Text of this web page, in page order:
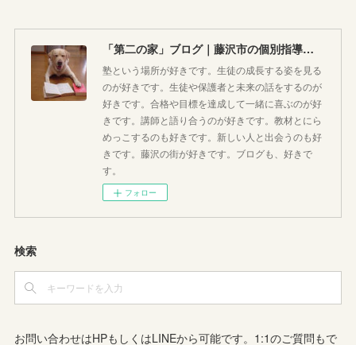
「第二の家」ブログ｜藤沢市の個別指導塾のお話
塾という場所が好きです。生徒の成長する姿を見る
のが好きです。生徒や保護者と未来の話をするのが
好きです。合格や目標を達成して一緒に喜ぶのが好
きです。講師と語り合うのが好きです。教材とにら
めっこするのも好きです。新しい人と出会うのも好
きです。藤沢の街が好きです。ブログも、好きで
す。
フォロー
検索
お問い合わせはHPもしくはLINEから可能です。1:1のご質問もで